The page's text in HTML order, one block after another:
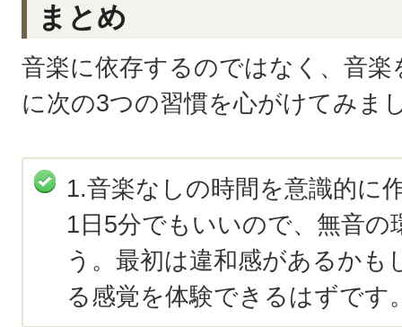
まとめ
音楽に依存するのではなく、音
に次の3つの習慣を心がけてみま
1.音楽なしの時間を意識的に
1日5分でもいいので、無音
う。最初は違和感があるか
る感覚を体験できるはずです